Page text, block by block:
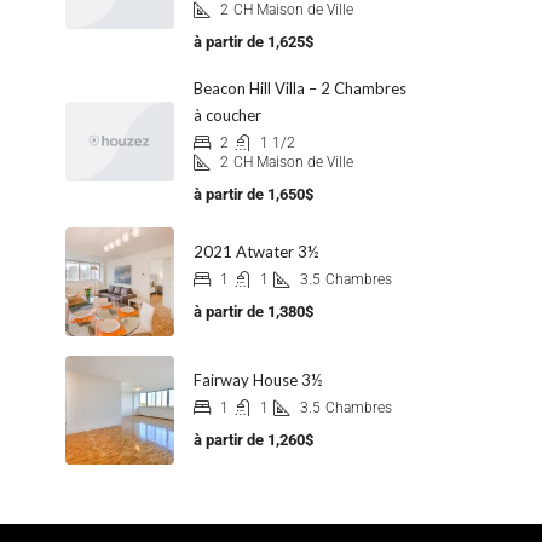
2 CH Maison de Ville
à partir de 1,625$
Beacon Hill Villa – 2 Chambres
à coucher
2
1 1/2
2 CH Maison de Ville
à partir de 1,650$
2021 Atwater 3½
1 1 3.5 Chambres
à partir de 1,380$
Fairway House 3½
1 1 3.5 Chambres
à partir de 1,260$